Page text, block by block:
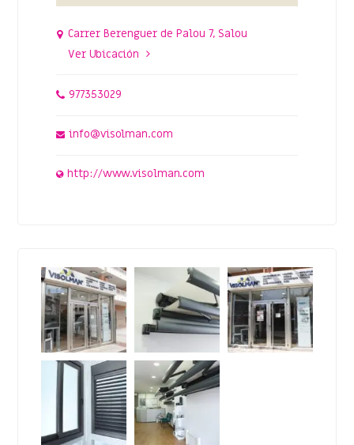
Carrer Berenguer de Palou 7, Salou
Ver Ubicación
977353029
info@visolman.com
http://www.visolman.com